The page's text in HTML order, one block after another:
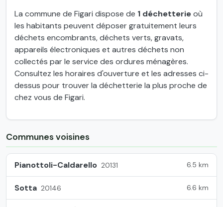
La commune de Figari dispose de 1 déchetterieoù
les habitants peuvent déposer gratuitement leurs
déchets encombrants, déchets verts, gravats,
appareils électroniques et autres déchets non
collectés par le service des ordures ménagères.
Consultez les horaires d'ouverture et les adresses ci-
dessus pour trouver la déchetterie la plus proche de
chez vous de Figari.
Communes voisines
Pianottoli-Caldarello 20131 6.5 km
Sotta 20146 6.6 km